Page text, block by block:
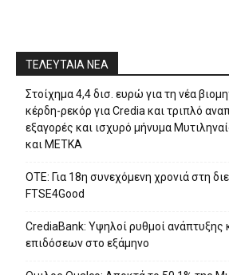
ΤΕΛΕΥΤΑΙΑ ΝΕΑ
Στοίχημα 4,4 δισ. ευρώ για τη νέα
κέρδη-ρεκόρ για Credia και τριπλό
εξαγορές και ισχυρό μήνυμα
και ΜΕΤΚΑ
ΟΤΕ: Για 18η συνεχόμενη χρονιά στη
FTSE4Good
CrediaBank: Υψηλοί ρυθμοί ανάπτυξης
επιδόσεων στο εξάμηνο